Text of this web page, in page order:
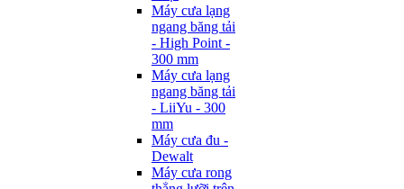
Máy cưa lạng
ngang băng tải
- High Point -
300 mm
Máy cưa lạng
ngang băng tải
- LiiYu - 300
mm
Máy cưa đu -
Dewalt
Máy cưa rong